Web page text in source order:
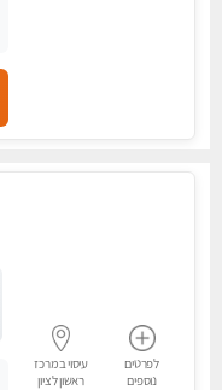
לפרטים
נוספים
עיסוי במרכז
ראשון לציון